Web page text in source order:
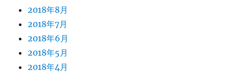
2018年8月
2018年7月
2018年6月
2018年5月
2018年4月